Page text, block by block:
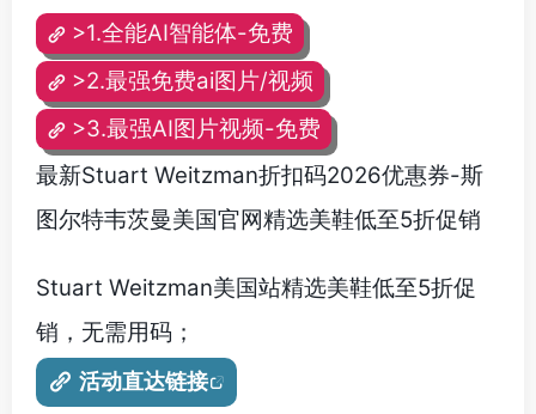
>1.全能AI智能体-免费
>2.最强免费ai图片/视频
>3.最强AI图片视频-免费
最新Stuart Weitzman折扣码2026优惠券-斯
图尔特韦茨曼美国官网精选美鞋低至5折促销
Stuart Weitzman美国站精选美鞋低至5折促
销，无需用码；
活动直达链接